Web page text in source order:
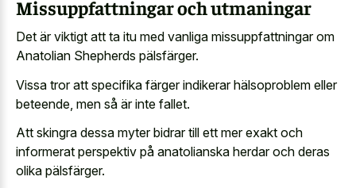
Missuppfattningar och utmaningar
Det är viktigt att ta itu med vanliga missuppfattningar om
Anatolian Shepherds pälsfärger.
Vissa tror att specifika färger indikerar hälsoproblem eller
beteende, men så är inte fallet.
Att skingra dessa myter bidrar till ett mer exakt och
informerat perspektiv på anatolianska herdaroch deras
olika pälsfärger.